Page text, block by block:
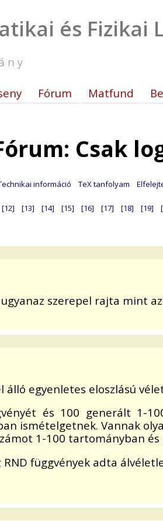
és Fizikai
Fórum Matfund
Csak
információ TeX tanfolyam
[12] [13] [14] [15] [16] [17] [18] [19]
szerepel rajta mint
álló egyenletes eloszlású
és 100 generált 1-
ismételgetnek. Vannak
1-100 tartományban és
függvények adta